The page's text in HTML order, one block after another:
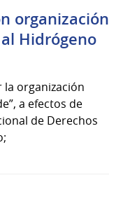
organización
Hidrógeno
la organización
a efectos de
de Derechos